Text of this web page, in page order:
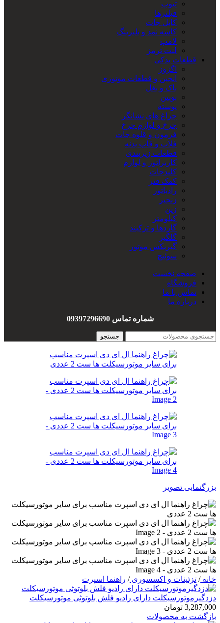
تیوپ
فیلترها
کابل جات
کاسه نمد و بلبرینگ
لامپ
لنت ترمز
قطعات یدکی
اگزوز
انجین و قطعات موتوری
باک و بغل
بوبین
پوسته
چراغ های نشانگر
چرخ و لوازم چرخ
فرمون و قلوه جات
فلاپ و قاب بدنه
قطعات زیربندی
کاربراتور و لوازم
کلیدجات
کمک فنر
رادیاتور
زنجیر
زین
کیلومتر
گاردها و ترکبند
گلگیر
گیربکس موتور
سوئیچ
هندل
واشربندی
صفحه نخست
فروشگاه
تماس با ما
درباره ما
شماره تماس 09397296690
جستجو
بزرگنمایی تصویر
خانه/ تزئینات و اکسسوری/ راهنما اسپرت
دزدگیرموتورسیکلت دارای رادیو فلش بلوتوثی موتورسیکلت
3,287,000 تومان
بازگشت به محصولات